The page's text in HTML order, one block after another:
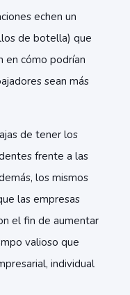
echen un
de botella) que
en cómo podrían
sean más
de tener los
frente a las
los mismos
las empresas
el fin de aumentar
valioso que
individual